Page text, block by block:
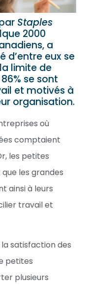
Staples
2000
a
d’entre eux se
limite de
se sont
et motivés à
organisation.
où
comptaient
les petites
les grandes
ainsi à leurs
travail et
satisfaction des
petites
plusieurs